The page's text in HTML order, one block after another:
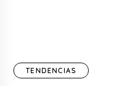
TENDENCIAS